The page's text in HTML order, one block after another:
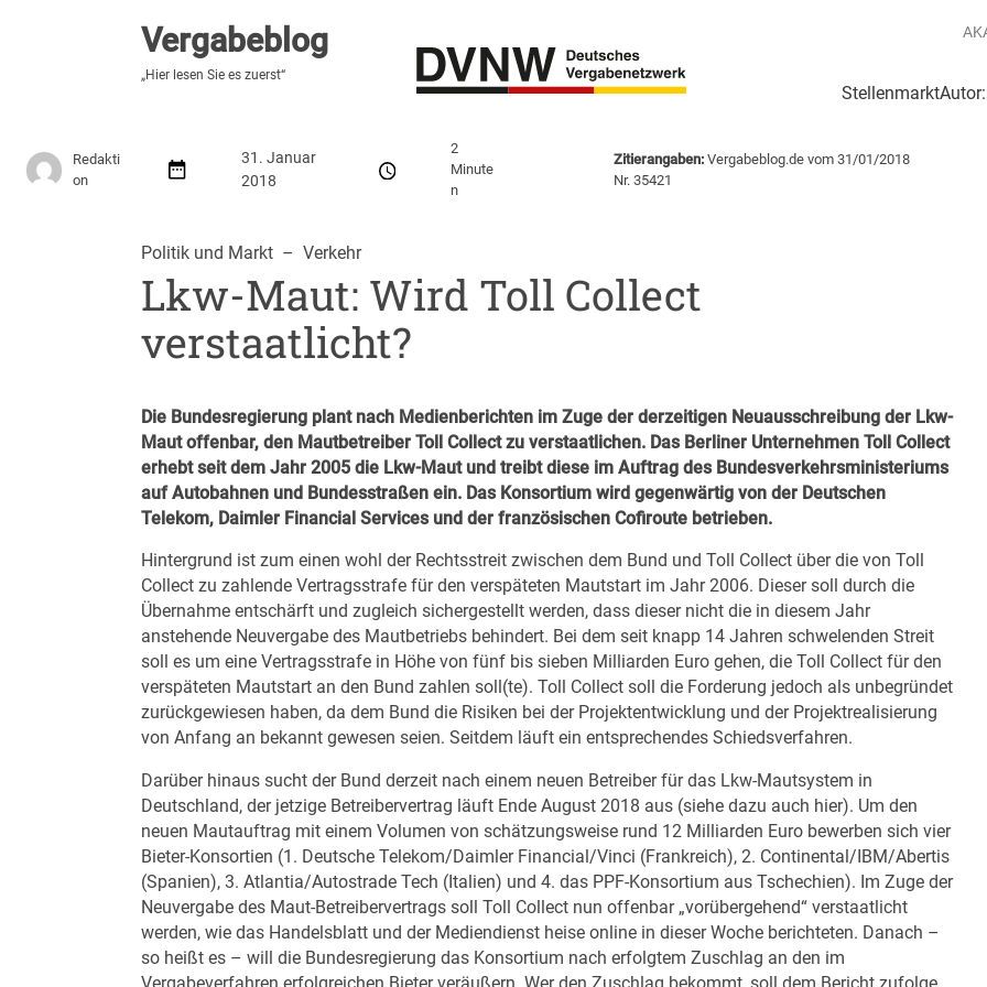
Vergabeblog
„Hier lesen Sie es zuerst“
Stellenmarkt
Vergabeblog
„Fundiert, praxisnah, kontrovers“
Redakti
on
31. Januar
2018
2
Minute
n
Zitierangaben:Vergabeblog.de vom 31/01/2018
Nr. 35421
Politik und Markt
  –
Verkehr
Lkw-Maut: Wird Toll Collect
verstaatlicht?
Die Bundesregierung plant nach Medienberichten im Zuge der derzeitigen Neuausschreibung der Lkw-
Maut offenbar, den Mautbetreiber Toll Collect zu verstaatlichen. Das Berliner Unternehmen Toll Collect
erhebt seit dem Jahr 2005 die Lkw-Maut und treibt diese im Auftrag des Bundesverkehrsministeriums
auf Autobahnen und Bundesstraßen ein. Das Konsortium wird gegenwärtig von der Deutschen
Telekom, Daimler Financial Services und der französischen Cofiroute betrieben.
Hintergrund ist zum einen wohl der Rechtsstreit zwischen dem Bund und Toll Collect über die von Toll
Collect zu zahlende Vertragsstrafe für den verspäteten Mautstart im Jahr 2006. Dieser soll durch die
Übernahme entschärft und zugleich sichergestellt werden, dass dieser nicht die in diesem Jahr
anstehende Neuvergabe des Mautbetriebs behindert. Bei dem seit knapp 14 Jahren schwelenden Streit
soll es um eine Vertragsstrafe in Höhe von fünf bis sieben Milliarden Euro gehen, die Toll Collect für den
verspäteten Mautstart an den Bund zahlen soll(te). Toll Collect soll die Forderung jedoch als unbegründet
zurückgewiesen haben, da dem Bund die Risiken bei der Projektentwicklung und der Projektrealisierung
von Anfang an bekannt gewesen seien. Seitdem läuft ein entsprechendes Schiedsverfahren.
Darüber hinaus sucht der Bund derzeit nach einem neuen Betreiber für das Lkw-Mautsystem in
Deutschland, der jetzige Betreibervertrag läuft Ende August 2018 aus (siehe dazu auch hier). Um den
neuen Mautauftrag mit einem Volumen von schätzungsweise rund 12 Milliarden Euro bewerben sich vier
Bieter-Konsortien (1. Deutsche Telekom/Daimler Financial/Vinci (Frankreich), 2. Continental/IBM/Abertis
(Spanien), 3. Atlantia/Autostrade Tech (Italien) und 4. das PPF-Konsortium aus Tschechien). Im Zuge der
Neuvergabe des Maut-Betreibervertrags soll Toll Collect nun offenbar „vorübergehend“ verstaatlicht
werden, wie das Handelsblatt und der Mediendienst heise online in dieser Woche berichteten. Danach –
so heißt es – will die Bundesregierung das Konsortium nach erfolgtem Zuschlag an den im